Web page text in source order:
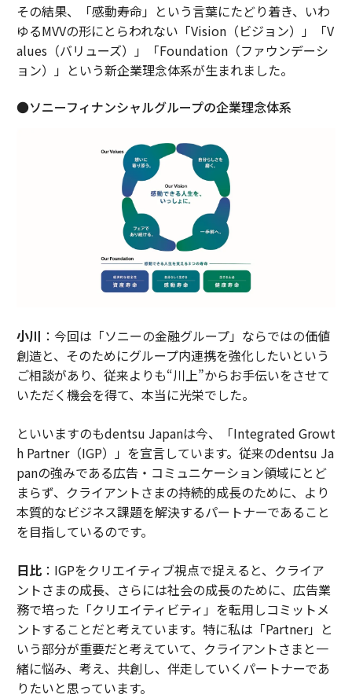
その結果、「感動寿命」という言葉にたどり着き、いわ
ゆるMVVの形にとらわれない「Vision（ビジョン）」「V
alues（バリューズ）」「Foundation（ファウンデーシ
ョン）」という新企業理念体系が生まれました。
●ソニーフィナンシャルグループの企業理念体系
小川 ：今回は「ソニーの金融グループ」ならではの価値
創造と、そのためにグループ内連携を強化したいという
ご相談があり、従来よりも“川上”からお手伝いをさせて
いただく機会を得て、本当に光栄でした。
といいますのもdentsu Japanは今、「Integrated Growt
h Partner（IGP）」を宣言しています。従来のdentsu Ja
panの強みである広告・コミュニケーション領域にとど
まらず、クライアントさまの持続的成長のために、より
本質的なビジネス課題を解決するパートナーであること
を目指しているのです。
日比：IGPをクリエイティブ視点で捉えると、クライア
ントさまの成長、さらには社会の成長のために、広告業
務で培った「クリエイティビティ」を転用しコミットメ
ントすることだと考えています。特に私は「Partner」と
いう部分が重要だと考えていて、クライアントさまと一
緒に悩み、考え、共創し、伴走していくパートナーであ
りたいと思っています。